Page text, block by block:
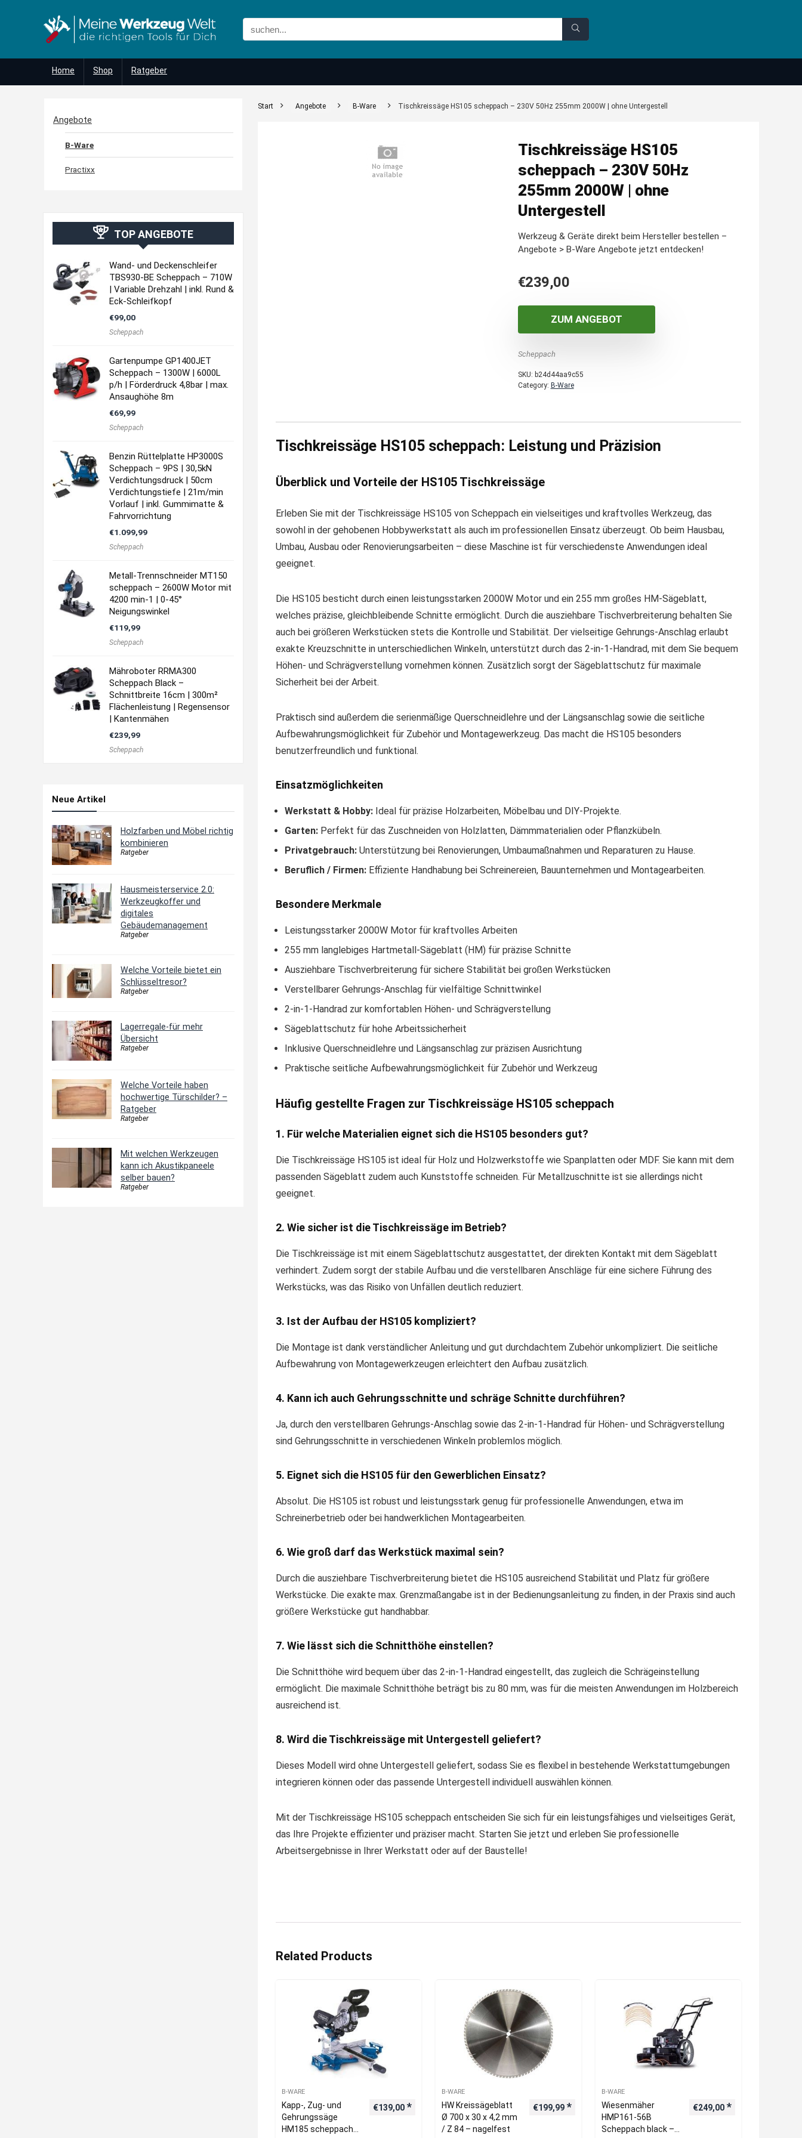
Home Shop Ratgeber
Start Angebote B-Ware Tischkreissäge HS105 scheppach – 230V 50Hz 255mm 2000W | ohne Untergestell
Tischkreissäge HS105
scheppach – 230V 50Hz
255mm 2000W | ohne
Untergestell
Werkzeug & Geräte direkt beim Hersteller bestellen –
Angebote > B-Ware Angebote jetzt entdecken!
€239,00
ZUM ANGEBOT
Scheppach
SKU: b24d44aa9c55
Category: B-Ware
Tischkreissäge HS105 scheppach: Leistung und Präzision
Überblick und Vorteile der HS105 Tischkreissäge
Erleben Sie mit der Tischkreissäge HS105 von Scheppach ein vielseitiges und kraftvolles Werkzeug, das
sowohl in der gehobenen Hobbywerkstatt als auch im professionellen Einsatz überzeugt. Ob beim Hausbau,
Umbau, Ausbau oder Renovierungsarbeiten – diese Maschine ist für verschiedenste Anwendungen ideal
geeignet.
Die HS105 besticht durch einen leistungsstarken 2000W Motor und ein 255 mm großes HM-Sägeblatt,
welches präzise, gleichbleibende Schnitte ermöglicht. Durch die ausziehbare Tischverbreiterung behalten Sie
auch bei größeren Werkstücken stets die Kontrolle und Stabilität. Der vielseitige Gehrungs-Anschlag erlaubt
exakte Kreuzschnitte in unterschiedlichen Winkeln, unterstützt durch das 2-in-1-Handrad, mit dem Sie bequem
Höhen- und Schrägverstellung vornehmen können. Zusätzlich sorgt der Sägeblattschutz für maximale
Sicherheit bei der Arbeit.
Praktisch sind außerdem die serienmäßige Querschneidlehre und der Längsanschlag sowie die seitliche
Aufbewahrungsmöglichkeit für Zubehör und Montagewerkzeug. Das macht die HS105 besonders
benutzerfreundlich und funktional.
Einsatzmöglichkeiten
Werkstatt & Hobby: Ideal für präzise Holzarbeiten, Möbelbau und DIY-Projekte.
Garten: Perfekt für das Zuschneiden von Holzlatten, Dämmmaterialien oder Pflanzkübeln.
Privatgebrauch: Unterstützung bei Renovierungen, Umbaumaßnahmen und Reparaturen zu Hause.
Beruflich / Firmen: Effiziente Handhabung bei Schreinereien, Bauunternehmen und Montagearbeiten.
Besondere Merkmale
Leistungsstarker 2000W Motor für kraftvolles Arbeiten
255 mm langlebiges Hartmetall-Sägeblatt (HM) für präzise Schnitte
Ausziehbare Tischverbreiterung für sichere Stabilität bei großen Werkstücken
Verstellbarer Gehrungs-Anschlag für vielfältige Schnittwinkel
2-in-1-Handrad zur komfortablen Höhen- und Schrägverstellung
Sägeblattschutz für hohe Arbeitssicherheit
Inklusive Querschneidlehre und Längsanschlag zur präzisen Ausrichtung
Praktische seitliche Aufbewahrungsmöglichkeit für Zubehör und Werkzeug
Häufig gestellte Fragen zur Tischkreissäge HS105 scheppach
1. Für welche Materialien eignet sich die HS105 besonders gut?
Die Tischkreissäge HS105 ist ideal für Holz und Holzwerkstoffe wie Spanplatten oder MDF. Sie kann mit dem
passenden Sägeblatt zudem auch Kunststoffe schneiden. Für Metallzuschnitte ist sie allerdings nicht
geeignet.
2. Wie sicher ist die Tischkreissäge im Betrieb?
Die Tischkreissäge ist mit einem Sägeblattschutz ausgestattet, der direkten Kontakt mit dem Sägeblatt
verhindert. Zudem sorgt der stabile Aufbau und die verstellbaren Anschläge für eine sichere Führung des
Werkstücks, was das Risiko von Unfällen deutlich reduziert.
3. Ist der Aufbau der HS105 kompliziert?
Die Montage ist dank verständlicher Anleitung und gut durchdachtem Zubehör unkompliziert. Die seitliche
Aufbewahrung von Montagewerkzeugen erleichtert den Aufbau zusätzlich.
4. Kann ich auch Gehrungsschnitte und schräge Schnitte durchführen?
Ja, durch den verstellbaren Gehrungs-Anschlag sowie das 2-in-1-Handrad für Höhen- und Schrägverstellung
sind Gehrungsschnitte in verschiedenen Winkeln problemlos möglich.
5. Eignet sich die HS105 für den Gewerblichen Einsatz?
Absolut. Die HS105 ist robust und leistungsstark genug für professionelle Anwendungen, etwa im
Schreinerbetrieb oder bei handwerklichen Montagearbeiten.
6. Wie groß darf das Werkstück maximal sein?
Durch die ausziehbare Tischverbreiterung bietet die HS105 ausreichend Stabilität und Platz für größere
Werkstücke. Die exakte max. Grenzmaßangabe ist in der Bedienungsanleitung zu finden, in der Praxis sind auch
größere Werkstücke gut handhabbar.
7. Wie lässt sich die Schnitthöhe einstellen?
Die Schnitthöhe wird bequem über das 2-in-1-Handrad eingestellt, das zugleich die Schrägeinstellung
ermöglicht. Die maximale Schnitthöhe beträgt bis zu 80 mm, was für die meisten Anwendungen im Holzbereich
ausreichend ist.
8. Wird die Tischkreissäge mit Untergestell geliefert?
Dieses Modell wird ohne Untergestell geliefert, sodass Sie es flexibel in bestehende Werkstattumgebungen
integrieren können oder das passende Untergestell individuell auswählen können.
Mit der Tischkreissäge HS105 scheppach entscheiden Sie sich für ein leistungsfähiges und vielseitiges Gerät,
das Ihre Projekte effizienter und präziser macht. Starten Sie jetzt und erleben Sie professionelle
Arbeitsergebnisse in Ihrer Werkstatt oder auf der Baustelle!
Related Products
B-WARE
Kapp-, Zug- und
Gehrungssäge
HM185 scheppach
€139,00
B-WARE
HW Kreissägeblatt
Ø 700 x 30 x 4,2 mm
/ Z 84 – nagelfest
€199,99
B-WARE
Wiesenmäher
HMP161-56B
Scheppach black –
€249,00
Angebote
B-Ware
Practixx
TOP ANGEBOTE
Wand- und Deckenschleifer
TBS930-BE Scheppach – 710W
| Variable Drehzahl | inkl. Rund &
Eck-Schleifkopf
€99,00
Scheppach
Gartenpumpe GP1400JET
Scheppach – 1300W | 6000L
p/h | Förderdruck 4,8bar | max.
Ansaughöhe 8m
€69,99
Scheppach
Benzin Rüttelplatte HP3000S
Scheppach – 9PS | 30,5kN
Verdichtungsdruck | 50cm
Verdichtungstiefe | 21m/min
Vorlauf | inkl. Gummimatte &
Fahrvorrichtung
€1.099,99
Scheppach
Metall-Trennschneider MT150
scheppach – 2600W Motor mit
4200 min-1 | 0-45°
Neigungswinkel
€119,99
Scheppach
Mähroboter RRMA300
Scheppach Black –
Schnittbreite 16cm | 300m²
Flächenleistung | Regensensor
| Kantenmähen
€239,99
Scheppach
Neue Artikel
Holzfarben und Möbel richtig
kombinieren
Ratgeber
Hausmeisterservice 2.0:
Werkzeugkoffer und
digitales
Gebäudemanagement
Ratgeber
Welche Vorteile bietet ein
Schlüsseltresor?
Ratgeber
Lagerregale-für mehr
Übersicht
Ratgeber
Welche Vorteile haben
hochwertige Türschilder? –
Ratgeber
Ratgeber
Mit welchen Werkzeugen
kann ich Akustikpaneele
selber bauen?
Ratgeber